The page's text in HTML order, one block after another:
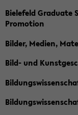
Bielefeld Graduate
Promotion
Bilder, Medien,
Bild- und